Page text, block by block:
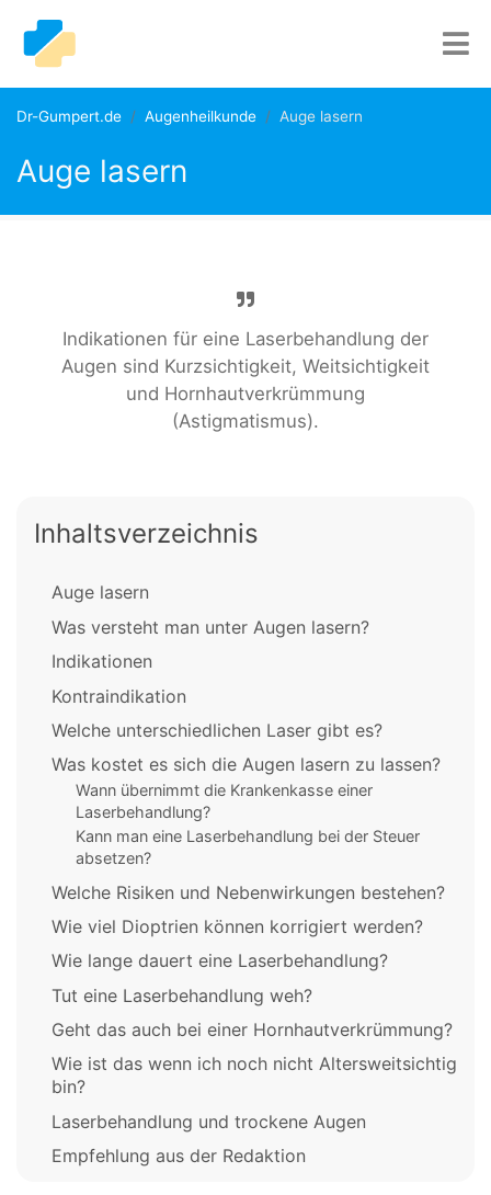
Dr-Gumpert.de Augenheilkunde Auge lasern
Auge lasern
Indikationen für eine Laserbehandlung der
Augen sind Kurzsichtigkeit, Weitsichtigkeit
und Hornhautverkrümmung
(Astigmatismus).
Inhaltsverzeichnis
Auge lasern
Was versteht man unter Augen lasern?
Indikationen
Kontraindikation
Welche unterschiedlichen Laser gibt es?
Was kostet es sich die Augen lasern zu lassen?
Wann übernimmt die Krankenkasse einer
Laserbehandlung?
Kann man eine Laserbehandlung bei der Steuer
absetzen?
Welche Risiken und Nebenwirkungen bestehen?
Wie viel Dioptrien können korrigiert werden?
Wie lange dauert eine Laserbehandlung?
Tut eine Laserbehandlung weh?
Geht das auch bei einer Hornhautverkrümmung?
Wie ist das wenn ich noch nicht Altersweitsichtig
bin?
Laserbehandlung und trockene Augen
Empfehlung aus der Redaktion